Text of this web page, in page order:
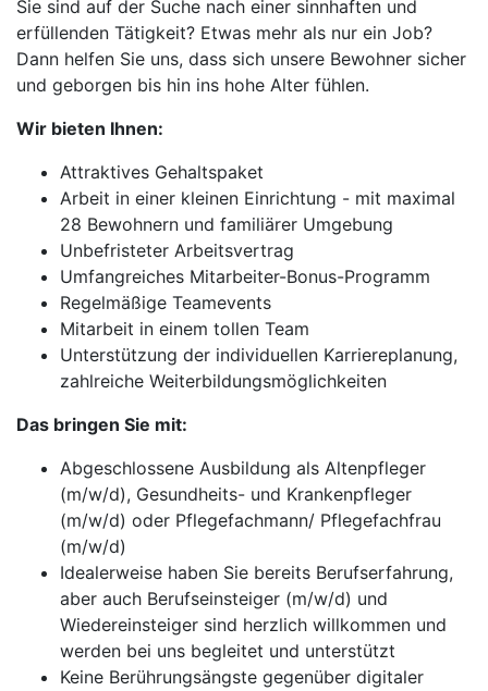
Sie sind auf der Suche nach einer sinnhaften und
erfüllenden Tätigkeit? Etwas mehr als nur ein Job?
Dann helfen Sie uns, dass sich unsere Bewohner sicher
und geborgen bis hin ins hohe Alter fühlen.
Wir bieten Ihnen:
Attraktives Gehaltspaket
Arbeit in einer kleinen Einrichtung - mit maximal
28 Bewohnern und familiärer Umgebung
Unbefristeter Arbeitsvertrag
Umfangreiches Mitarbeiter-Bonus-Programm
Regelmäßige Teamevents
Mitarbeit in einem tollen Team
Unterstützung der individuellen Karriereplanung,
zahlreiche Weiterbildungsmöglichkeiten
Das bringen Sie mit:
Abgeschlossene Ausbildung als Altenpfleger
(m/w/d), Gesundheits- und Krankenpfleger
(m/w/d) oder Pflegefachmann/ Pflegefachfrau
(m/w/d)
Idealerweise haben Sie bereits Berufserfahrung,
aber auch Berufseinsteiger (m/w/d) und
Wiedereinsteiger sind herzlich willkommen und
werden bei uns begleitet und unterstützt
Keine Berührungsängste gegenüber digitaler